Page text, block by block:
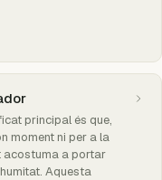
principal és que,
moment ni per a la
acostuma a portar
Aquesta